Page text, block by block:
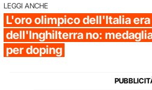
LEGGI ANCHE
L'oro olimpico dell'Italia
dell'Inghilterra no:
per doping